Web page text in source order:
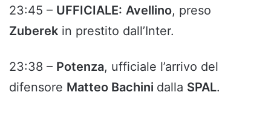
23:45 – UFFICIALE: Avellino, preso
Zuberek in prestito dall’Inter.
23:38 – Potenza, ufficiale l’arrivo del
difensore Matteo Bachini dalla SPAL.